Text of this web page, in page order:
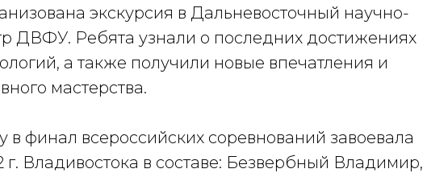
экскурсия в Дальневосточный научно-
ДВФУ. Ребята узнали о последних достижениях
а также получили новые впечатления и
мастерства.
в финал всероссийских соревнований завоевала
Владивостока в составе: Безвербный Владимир,